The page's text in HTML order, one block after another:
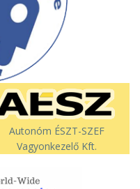
Autonóm ÉSZT-SZEF
Vagyonkezelő Kft.